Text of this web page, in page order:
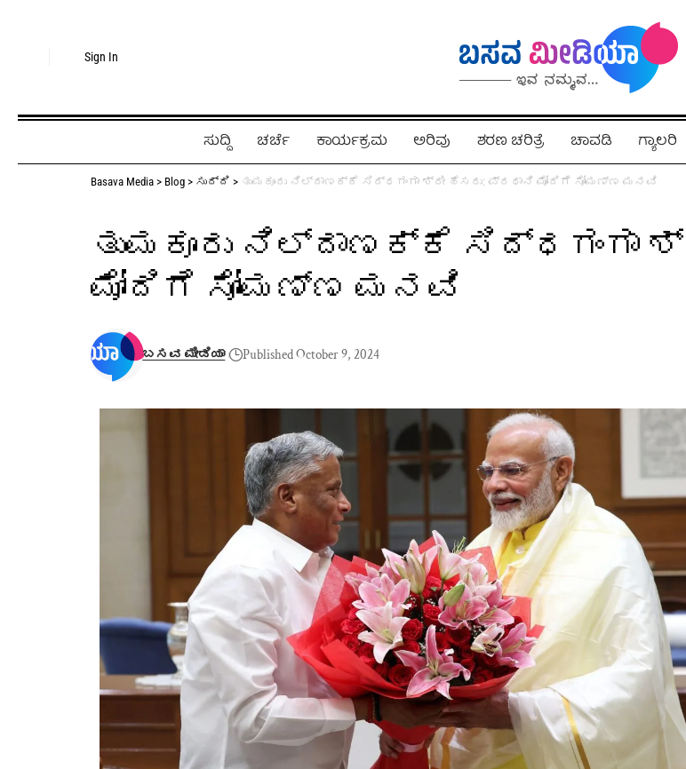
Sign In
ಸುದ್ದಿ ಚರ್ಚೆ ಕಾರ್ಯಕ್ರಮ ಅರಿವು ಶರಣ ಚರಿತ್ರೆ ಚಾವಡಿ ಗ್ಯಾಲರಿ
Basava Media > Blog > ಸುದ್ದಿ > ತುಮಕೂರು ನಿಲ್ದಾಣಕ್ಕೆ ಸಿದ್ಧಗಂಗಾ ಶ್ರೀ ಹೆಸರು: ಪ್ರಧಾನಿ ಮೋದಿಗೆ ಸೋಮಣ್ಣ ಮನವಿ​
ತುಮಕೂರು ನಿಲ್ದಾಣಕ್ಕೆ ಸಿದ್ಧಗಂಗಾ
ಮೋದಿಗೆ ಸೋಮಣ್ಣ ಮನವಿ​
ಬಸವ ಮೀಡಿಯಾ Published October 9, 2024